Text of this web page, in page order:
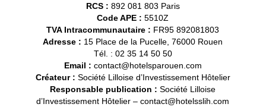
RCS : 892 081 803 Paris
Code APE : 5510Z
TVA Intracommunautaire : FR95 892081803
Adresse : 15 Place de la Pucelle, 76000 Rouen
Tél. : 02 35 14 50 50
Email : contact@hotelsparouen.com
Créateur : Société Lilloise d’Investissement Hôtelier
Responsable publication : Société Lilloise
d’Investissement Hôtelier – contact@hotelsslih.com